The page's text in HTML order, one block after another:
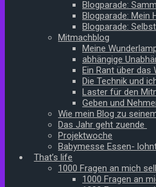
Blogparade:
Blogparade: Mein
Blogparade:
Mitmachblog
Meine
abhängige
Ein Rant über das
Die Technik und
Laster für den
Geben und
Wie mein Blog zu
Das Jahr geht zuende
Projektwoche
Babymesse Essen-
That’s life
1000 Fragen an mich
1000 Fragen an